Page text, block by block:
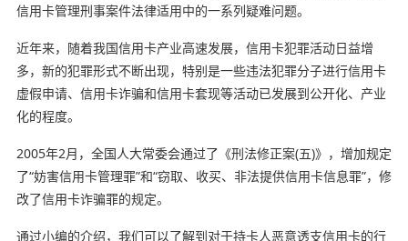
信用卡管理刑事案件法律适用中的一系列疑难问题。
近年来，随着我国信用卡产业高速发展，信用卡犯罪活动日益增
多，新的犯罪形式不断出现，特别是一些违法犯罪分子进行信用卡
虚假申请、信用卡诈骗和信用卡套现等活动已发展到公开化、产业
化的程度。
2005年2月，全国人大常委会通过了《刑法修正案(五)》，增加规定
了“妨害信用卡管理罪”和“窃取、收买、非法提供信用卡信息罪”，修
改了信用卡诈骗罪的规定。
通过小编的介绍，我们可以了解到对于持卡人恶意透支信用卡的行